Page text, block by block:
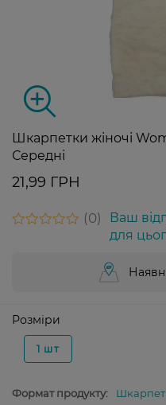
Шкарпетки жіночі
Середні
21,99 ГРН
0
Ваш
для
Розміри
1 шт
Формат продукту: